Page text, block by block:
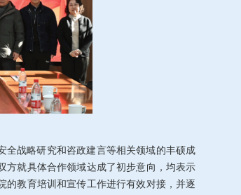
全战略研究和咨政建言等相关领域的丰硕成
方就具体合作领域达成了初步意向，均表示
的教育培训和宣传工作进行有效对接，并逐